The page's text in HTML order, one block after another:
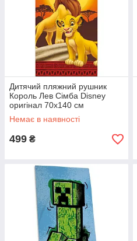
Дитячий пляжний рушник
Король Лев Сімба Disney
оригінал 70х140 см
Немає в наявності
499 ₴